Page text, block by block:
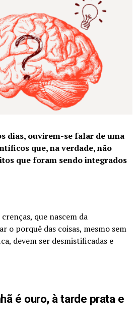
dias, ouvirem-se falar de uma
que, na verdade, não
que foram sendo integrados
que nascem da
o porquê das coisas, mesmo sem
devem ser desmistificadas e
é ouro, à tarde prata e